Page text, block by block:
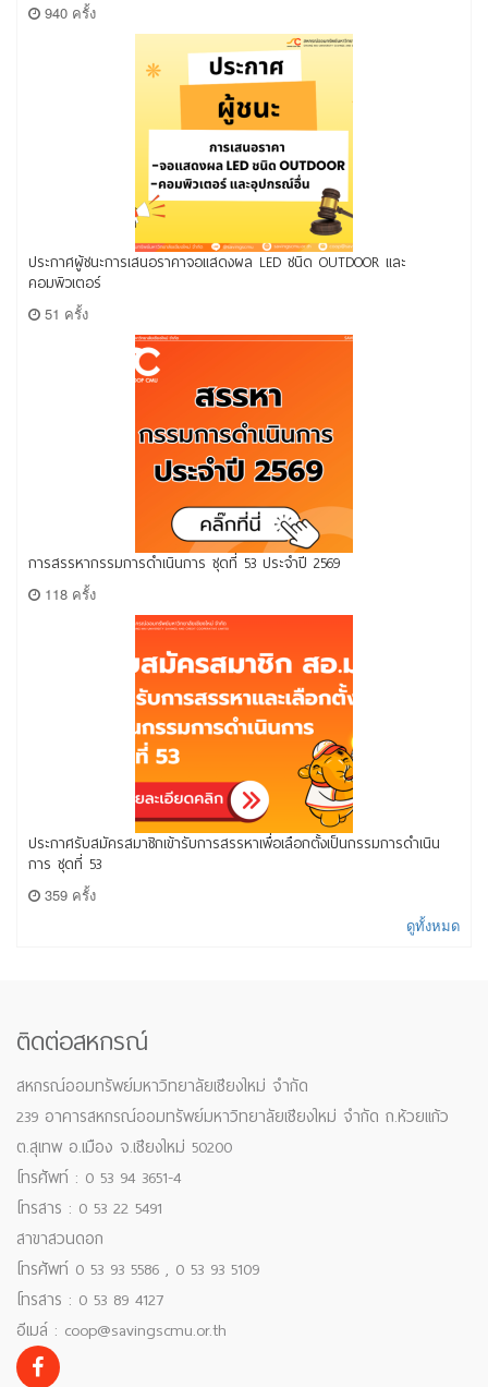
940 ครั้ง
ประกาศผู้ชนะการเสนอราคาจอแสดงผล LED ชนิด OUTDOOR และ
คอมพิวเตอร์
51 ครั้ง
การสรรหากรรมการดำเนินการ ชุดที่ 53 ประจำปี 2569
118 ครั้ง
ประกาศรับสมัครสมาชิกเข้ารับการสรรหาเพื่อเลือกตั้งเป็นกรรมการดำเนิน
การ ชุดที่ 53
359 ครั้ง
ดูทั้งหมด
ติดต่อสหกรณ์
สหกรณ์ออมทรัพย์มหาวิทยาลัยเชียงใหม่ จำกัด
239 อาคารสหกรณ์ออมทรัพย์มหาวิทยาลัยเชียงใหม่ จำกัด ถ.ห้วยแก้ว
ต.สุเทพ อ.เมือง จ.เชียงใหม่ 50200
โทรศัพท์ : 0 53 94 3651-4
โทรสาร : 0 53 22 5491
สาขาสวนดอก
โทรศัพท์ 0 53 93 5586 , 0 53 93 5109
โทรสาร : 0 53 89 4127
อีเมล์ : coop@savingscmu.or.th